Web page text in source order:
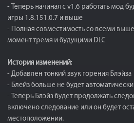
- Теперь начиная с v1.6 работать мод
игры 1.8.151.0.7 и выше
- Полная совместимость со всеми
момент тремя и будущими DLC
История изменений:
- Добавлен тонкий звук горения Блэйза
- Блейз больше не будет
- Теперь Блэйз будет продолжать
включено следование или он будет
местоположении.